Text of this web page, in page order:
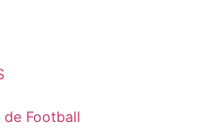
de Football